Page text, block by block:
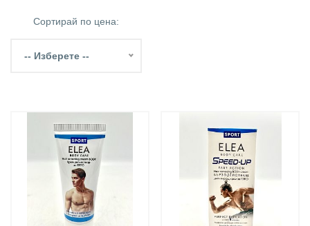
Сортирай по цена:
-- Изберете --